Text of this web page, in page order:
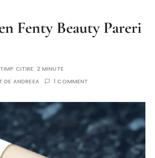
Fenty Beauty Pareri
TIMP CITIRE: 2 MINUTE
DE ANDREEA 1 COMMENT